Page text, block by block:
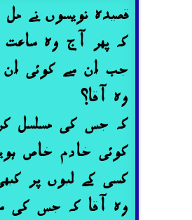
قصیدہ نویسوں نے
کہ پھر آج وہ ساعت
جب اُن سے کوئی اُن
وہ آقا؟
کہ جس کی مسلسل
کوئی خادم خاص
کسی کے لبوں پر
وہ آقا کہ جس کی